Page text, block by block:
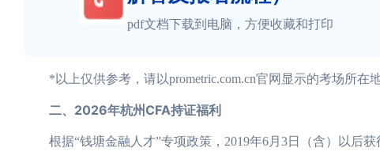
pdf文档下载到电脑，方便收藏和打印
*以上仅供参考，请以prometric.com.cn官网显示的考场所在地
二、2026年杭州CFA持证福利
根据“钱塘金融人才”专项政策，2019年6月3日（含）以后获